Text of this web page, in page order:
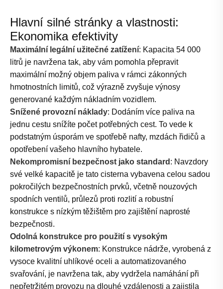
Hlavní silné stránky a vlastnosti:
Ekonomika efektivity
Maximální legální užitečné zatížení: Kapacita 54 000
litrů je navržena tak, aby vám pomohla přepravit
maximální možný objem paliva v rámci zákonných
hmotnostních limitů, což výrazně zvyšuje výnosy
generované každým nákladním vozidlem.
Snížené provozní náklady: Dodáním více paliva na
jednu cestu snížíte počet potřebných cest. To vede k
podstatným úsporám ve spotřebě nafty, mzdách řidičů a
opotřebení vašeho hlavního hybatele.
Nekompromisní bezpečnost jako standard : Navzdory
své velké kapacitě je tato cisterna vybavena celou sadou
pokročilých bezpečnostních prvků, včetně nouzových
spodních ventilů, průlezů proti rozlití a robustní
konstrukce s nízkým těžištěm pro zajištění naprosté
bezpečnosti.
Odolná konstrukce pro použití s ​​vysokým
kilometrovým výkonem: Konstrukce nádrže, vyrobená z
vysoce kvalitní uhlíkové oceli a automatizovaného
svařování, je navržena tak, aby vydržela namáhání při
nepřetržitém provozu na dlouhé vzdálenosti a zajistila